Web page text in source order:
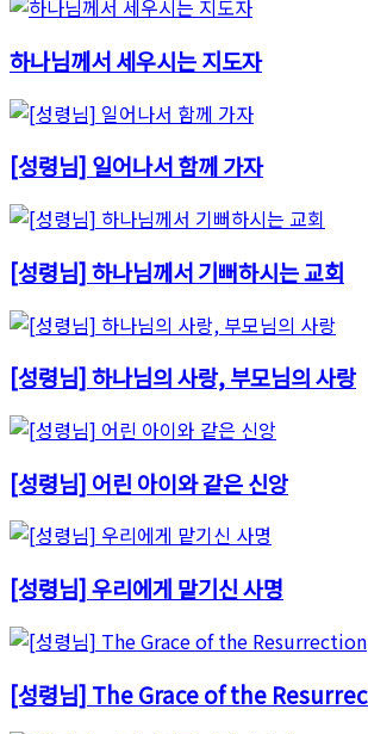
하나님께서 세우시는 지도자
[성령님] 일어나서 함께 가자
[성령님] 하나님께서 기뻐하시는 교회
[성령님] 하나님의 사랑, 부모님의 사랑
[성령님] 어린 아이와 같은 신앙
[성령님] 우리에게 맡기신 사명
[성령님] The Grace of the